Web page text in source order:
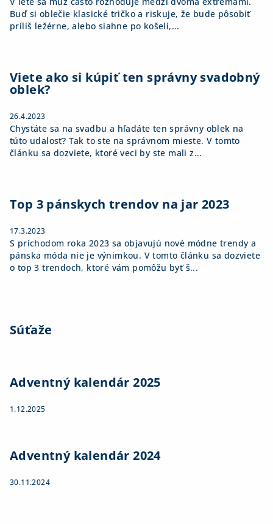
Buď si oblečie klasické tričko a riskuje, že bude pôsobiť
príliš ležérne, alebo siahne po košeli,...
Viete ako si kúpiť ten správny svadobný
oblek?
26.4.2023
Chystáte sa na svadbu a hľadáte ten správny oblek na
túto udalosť? Tak to ste na správnom mieste. V tomto
článku sa dozviete, ktoré veci by ste mali z...
Top 3 pánskych trendov na jar 2023
17.3.2023
S príchodom roka 2023 sa objavujú nové módne trendy a
pánska móda nie je výnimkou. V tomto článku sa dozviete
o top 3 trendoch, ktoré vám pomôžu byť š...
Súťaže
Adventný kalendár 2025
1.12.2025
Adventný kalendár 2024
30.11.2024